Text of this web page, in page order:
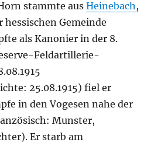
stammte ausHeinebach,
Gemeinde
als Kanonier in der 8.
Feldartillerie-
25.08.1915) fiel er
in den Vogesen nahe der
Munster,
Er starb am